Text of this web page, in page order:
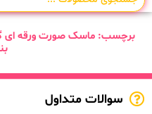
برچسب: ماسک صورت ورقه ای
سوالات متداول